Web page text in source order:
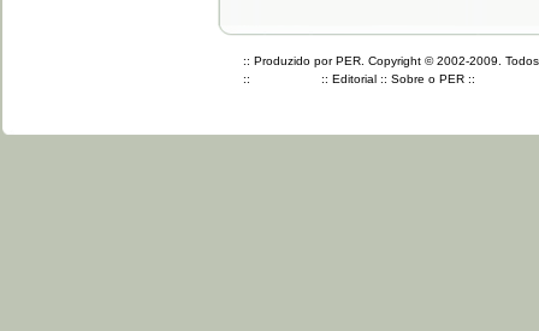
:: Produzido por PER. Copyright © 2002-2009.
::
:: Editorial :: Sobre o PER ::